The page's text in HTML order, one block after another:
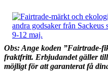
Obs: Ange koden ”Fairtrade-
fraktfritt. Erbjudandet gäller till
möjligt för att garanterat få